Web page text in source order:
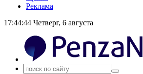
Реклама
17:44:45 Четверг, 6 августа